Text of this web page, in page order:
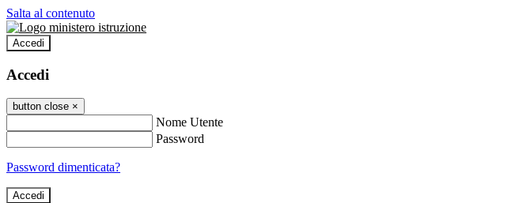
Salta al contenuto
Accedi
Accedi
button close ×
Nome Utente
Password
Password dimenticata?